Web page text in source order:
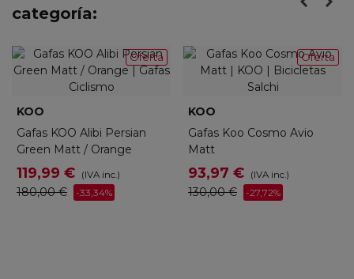
categoría:
Oferta
KOO
Gafas KOO Alibi Persian
Green Matt / Orange
119,99 € (IVA inc.)
180,00 € -33,34%
Oferta
KOO
Gafas Koo Cosmo Avio
Matt
93,97 € (IVA inc.)
130,00 € -27,72%